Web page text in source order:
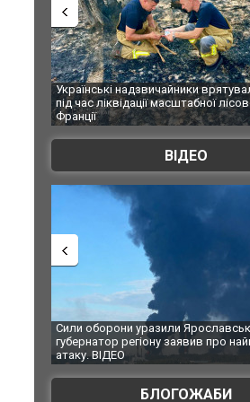
Українські надзвичайники
під час ліквідації масштабної
Франції
ВІДЕО
Сили оборони уразили
губернатор регіону заявив про
атаку. ВІДЕО
БЛОГОЖАБИ